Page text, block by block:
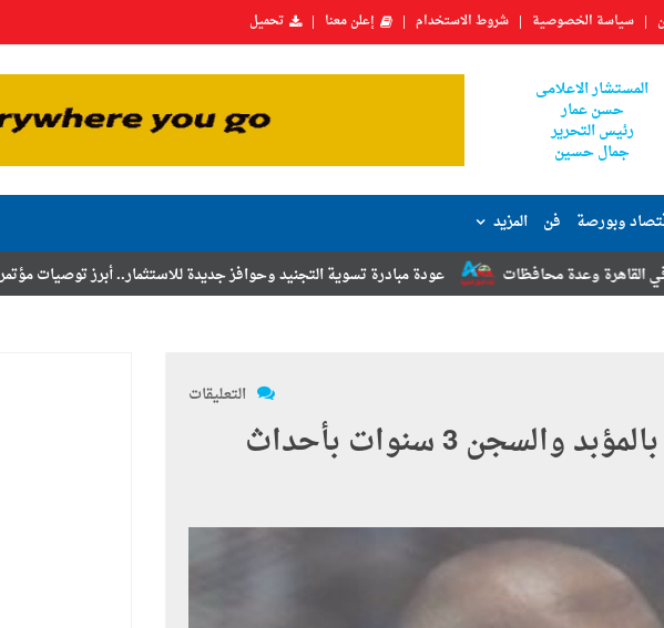
سياسة الخصوصية شروط الاستخدام إعلن معنا تحميل
المستشار الاعلامى
حسن عمار
رئيس التحرير
جمال حسين
وبورصة فن المزيد
عودة مبادرة تسوية التجنيد وحوافز جديدة للاستثمار.. أبرز توصيات مؤتمر المصريين بالخارج
التعليقات
ننشر أسماء المحكوم عليهم بالمؤبد والسجن 3 سنوات بأحداث